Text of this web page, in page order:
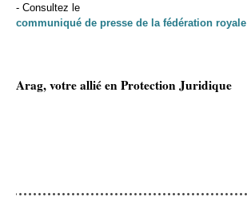
- Consultez le
communiqué de presse de la fédération
Arag, votre allié en Protection Juridique